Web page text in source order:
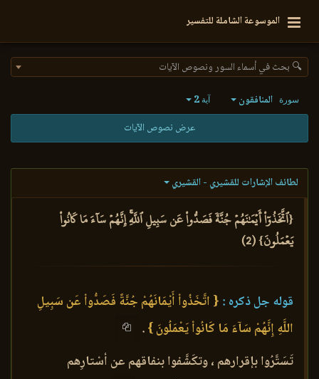
الموسوعة الشاملة للتفسير
🔍 بحث في أسماء السور ونصوص الآيات
سورة المنافقون آية 2
عرض نصوص الآيات
لطائف الإشارات للقشيري - القشيري
{ٱتَّخَذُوٓاْ أَيۡمَٰنَهُمۡ جُنَّةٗ فَصَدُّواْ عَن سَبِيلِ ٱللَّهِۚ إِنَّهُمۡ سَآءَ مَا كَانُواْ
يَعۡمَلُونَ} (2)
قوله جل ذكره : { اتَّخَذُواْ أَيْمَانَهُمْ جُنَّةً فَصَدُّواْ عَن سَبِيلِ
اللَّهِ إِنَّهُمْ سَآءَ مَا كَانُواْ يَعْمَلُونَ }.
تَسَتَّرُوا بإقرارهم ، وتكَشَّفوا بنفاقهم عن أسْتارِهم